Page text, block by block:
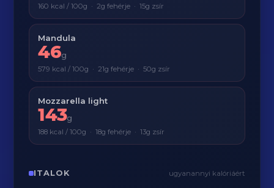
160 kcal / 100g · 2g fehérje · 15g zsír
Mandula
46g
579 kcal / 100g · 21g fehérje · 50g zsír
Mozzarella light
143g
188 kcal / 100g · 18g fehérje · 13g zsír
ITALOK ugyanannyi kalóriáért